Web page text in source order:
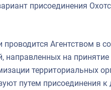
присоединения
проводится Агентством в
направленных на
территориальных
путем присоединения